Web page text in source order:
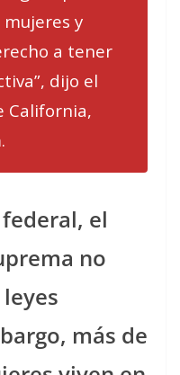
y
a tener
dijo el
California,
el
no
más de